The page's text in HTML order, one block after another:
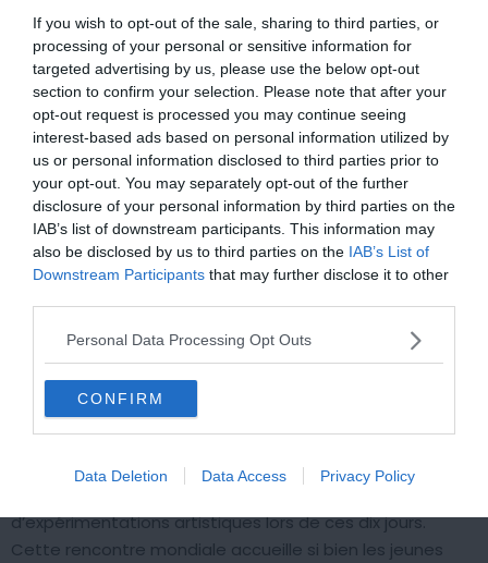
If you wish to opt-out of the sale, sharing to third parties, or
processing of your personal or sensitive information for
targeted advertising by us, please use the below opt-out
section to confirm your selection. Please note that after your
opt-out request is processed you may continue seeing
interest-based ads based on personal information utilized by
us or personal information disclosed to third parties prior to
your opt-out. You may separately opt-out of the further
disclosure of your personal information by third parties on the
IAB’s list of downstream participants. This information may
also be disclosed by us to third parties on the IAB’s List of
Downstream Participants that may further disclose it to other
Personal Data Processing Opt Outs
CONFIRM
Data Deletion Data Access Privacy Policy
À la fin du mois d’août a lieu chaque année le Festival
International de Danse de Kalamata. Venez prendre part
d’expérimentations artistiques lors de ces dix jours.
Cette rencontre mondiale accueille si bien les jeunes